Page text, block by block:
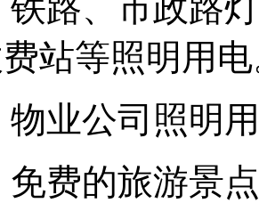
铁路、市政路
站等照明用
物业公司照明
免费的旅游景